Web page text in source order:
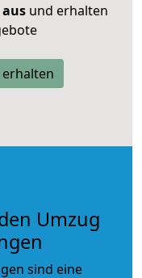
und erhalten
Umzug
sind eine